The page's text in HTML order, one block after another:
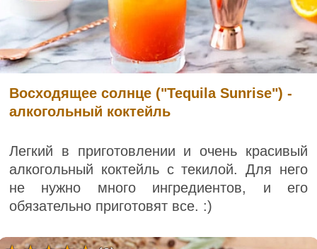
Восходящее солнце ("Tequila Sunrise") -
алкогольный коктейль
Легкий в приготовлении и очень красивый
алкогольный коктейль с текилой. Для него
не нужно много ингредиентов, и его
обязательно приготовят все. :)